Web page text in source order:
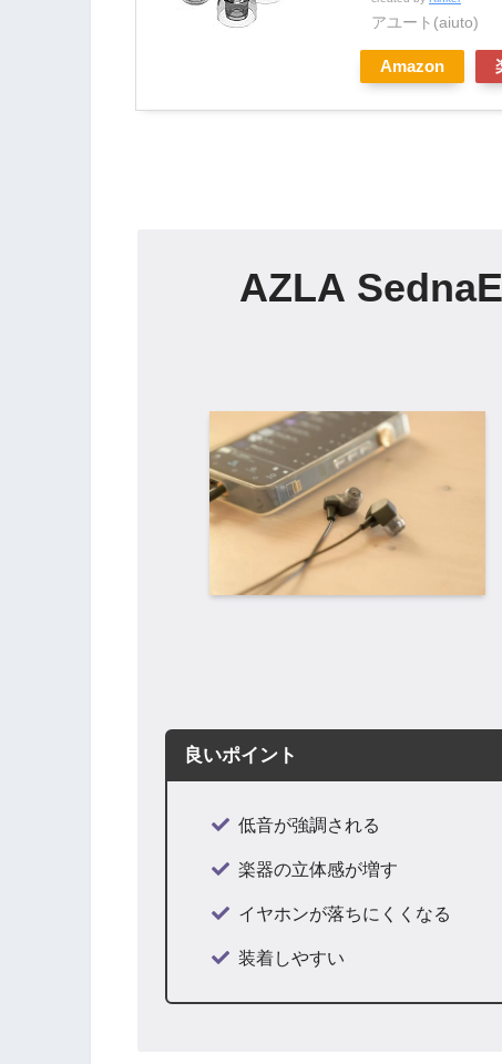
アユート(aiuto)
Amazon
AZLA
良いポイント
低音が強調される
楽器の立体感が増す
イヤホンが落ちにくくなる
装着しやすい